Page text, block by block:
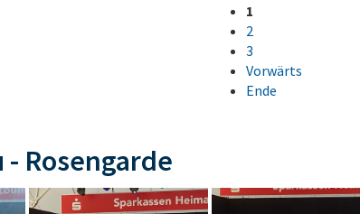
1
2
3
Vorwärts
Ende
Rosengarde